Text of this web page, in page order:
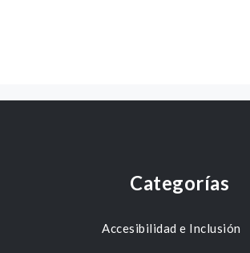
Categorías
Accesibilidad e Inclusión